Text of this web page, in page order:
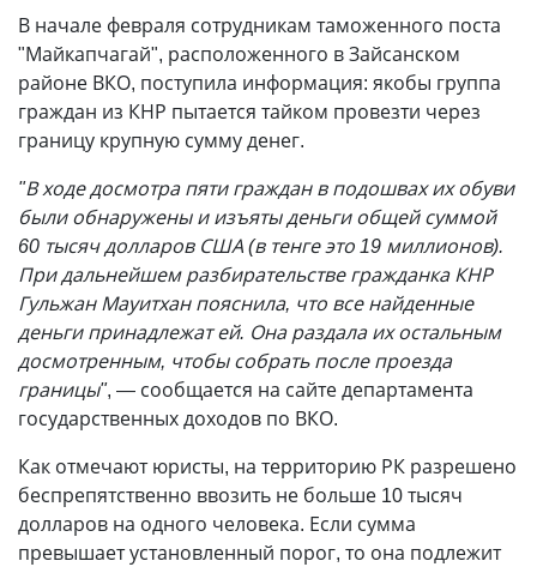
В начале февраля сотрудникам таможенного поста
"Майкапчагай", расположенного в Зайсанском
районе ВКО, поступила информация: якобы группа
граждан из КНР пытается тайком провезти через
границу крупную сумму денег.
"В ходе досмотра пяти граждан в подошвах их обуви
были обнаружены и изъяты деньги общей суммой
60 тысяч долларов США (в тенге это 19 миллионов).
При дальнейшем разбирательстве гражданка КНР
Гульжан Мауитхан пояснила, что все найденные
деньги принадлежат ей. Она раздала их остальным
досмотренным, чтобы собрать после проезда
границы", — сообщается на сайте департамента
государственных доходов по ВКО.
Как отмечают юристы, на территорию РК разрешено
беспрепятственно ввозить не больше 10 тысяч
долларов на одного человека. Если сумма
превышает установленный порог, то она подлежит